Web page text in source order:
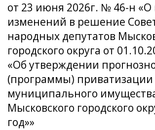
от 23 июня 2026г. № 46-н «О
изменений в решение
народных депутатов
городского округа от
«Об утверждении
(программы) приватизации
муниципального
Мысковского городского
год»»